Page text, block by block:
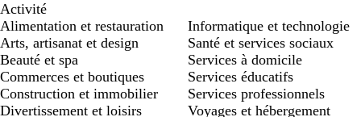
Activité
Alimentation et restauration
Arts, artisanat et design
Beauté et spa
Commerces et boutiques
Construction et immobilier
Divertissement et loisirs
Informatique et technologie
Santé et services sociaux
Services à domicile
Services éducatifs
Services professionnels
Voyages et hébergement